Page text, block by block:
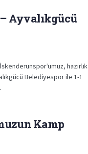
Ayvalıkgücü
hazırlık
Belediyespor ile 1-1
Kamp